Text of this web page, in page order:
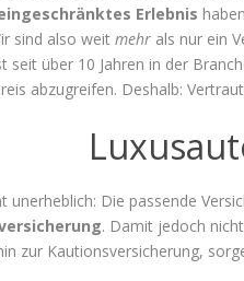
Erlebnis
sind also weit mehrals nur ein
seit über 10 Jahren in der
abzugreifen. Deshalb:
unerheblich: Die passende
. Damit jedoch
zur Kautionsversicherung,